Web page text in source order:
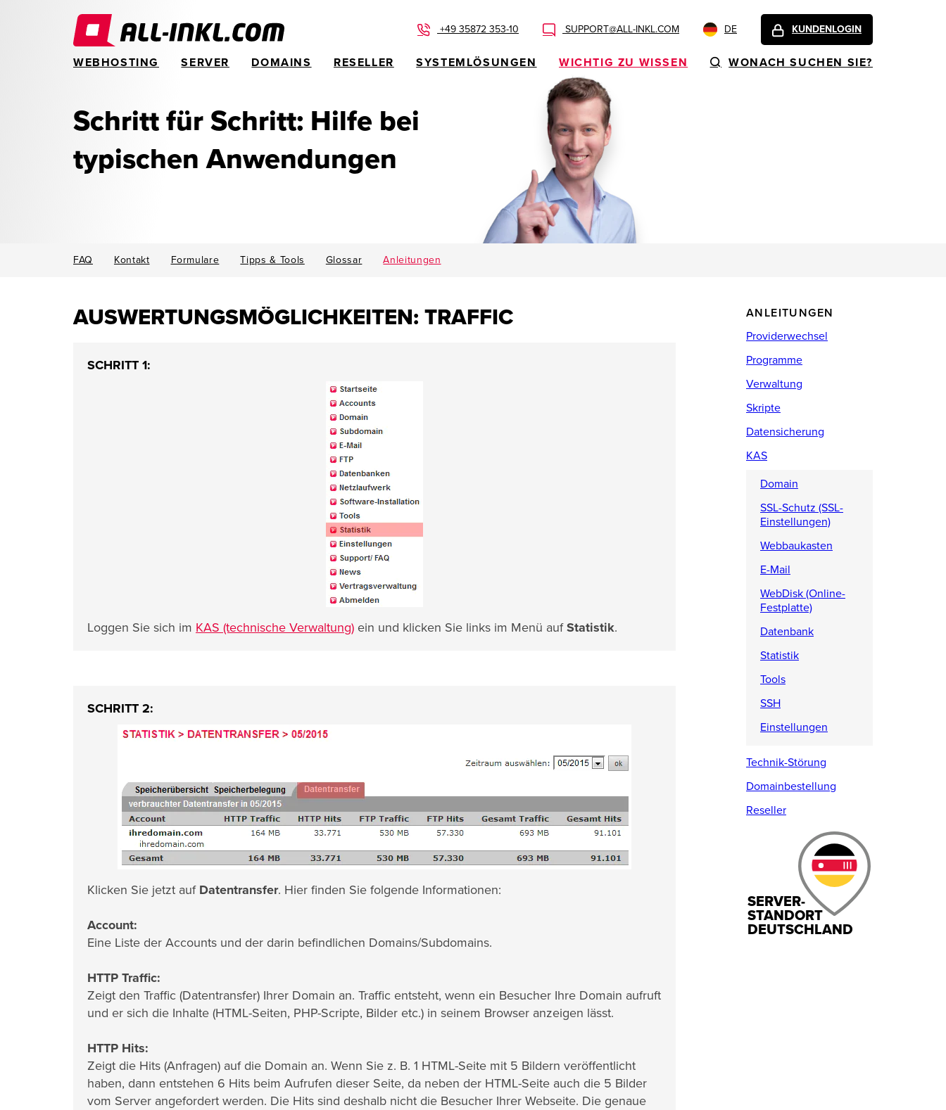
+49 35872 353-10 SUPPORT@ALL-INKL.COM DE KUNDENLOGIN
WEBHOSTING SERVER DOMAINS RESELLER SYSTEMLÖSUNGEN WICHTIG ZU WISSEN WONACH SUCHEN SIE?
Schritt für Schritt: Hilfe bei
typischen Anwendungen
FAQ Kontakt Formulare Tipps & Tools Glossar Anleitungen
AUSWERTUNGSMÖGLICHKEITEN: TRAFFIC
SCHRITT 1:
Loggen Sie sich im KAS (technische Verwaltung) ein und klicken Sie links im Menü aufStatistik.
SCHRITT 2:
Klicken Sie jetzt auf Datentransfer. Hier finden Sie folgende Informationen:
Account:
Eine Liste der Accounts und der darin befindlichen Domains/Subdomains.
HTTP Traffic:
Zeigt den Traffic (Datentransfer) Ihrer Domain an. Traffic entsteht, wenn ein Besucher Ihre Domain aufruft
und er sich die Inhalte (HTML-Seiten, PHP-Scripte, Bilder etc.) in seinem Browser anzeigen lässt.
HTTP Hits:
Zeigt die Hits (Anfragen) auf die Domain an. Wenn Sie z. B. 1 HTML-Seite mit 5 Bildern veröffentlicht
haben, dann entstehen 6 Hits beim Aufrufen dieser Seite, da neben der HTML-Seite auch die 5 Bilder
vom Server angefordert werden. Die Hits sind deshalb nicht die Besucher Ihrer Webseite. Die genaue
ANLEITUNGEN
Providerwechsel
Programme
Verwaltung
Skripte
Datensicherung
KAS
Domain
SSL-Schutz (SSL-
Einstellungen)
Webbaukasten
E-Mail
WebDisk (Online-
Festplatte)
Datenbank
Statistik
Tools
SSH
Einstellungen
Technik-Störung
Domainbestellung
Reseller
SERVER-
STANDORT
DEUTSCHLAND